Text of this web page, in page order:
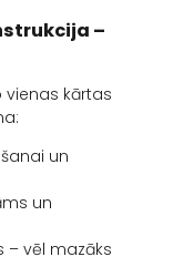
–
kārtas
un
un
– vēl mazāks